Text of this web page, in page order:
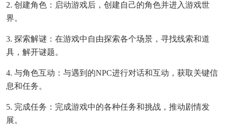
2. 创建角色：启动游戏后，创建自己的角色并进入游戏世
界。
3. 探索解谜：在游戏中自由探索各个场景，寻找线索和道
具，解开谜题。
4. 与角色互动：与遇到的NPC进行对话和互动，获取关键信
息和任务。
5. 完成任务：完成游戏中的各种任务和挑战，推动剧情发
展。